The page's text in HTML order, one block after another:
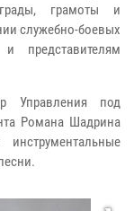
грамоты и
служебно-боевых
представителям
Управления под
Романа Шадрина